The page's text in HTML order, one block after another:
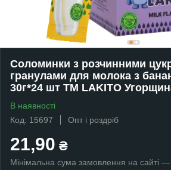
Соломинки з розчинними
гранулами для молока з
30г*24 шт ТМ LAKITO
В наявності
Код: 15697
Опт і роздріб
21,90 ₴
Мінімальна сума замовлення на сайті